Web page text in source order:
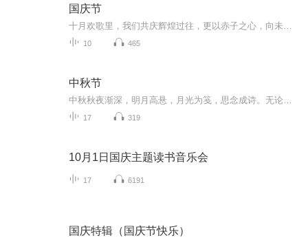
国庆节
10 465
中秋节
17 319
10月1日国庆主题读书音乐会
17 6191
国庆特辑（国庆节快乐）